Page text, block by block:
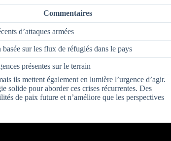
Commentaires
d’attaques armées
sur les flux de réfugiés dans le pays
présentes sur le terrain
ils mettent également en lumière l’urgence d’agir.
solide pour aborder ces crises récurrentes. Des
de paix future et n’améliore que les perspectives